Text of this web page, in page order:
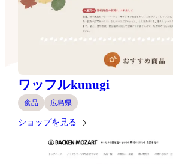
ワッフルkunugi
食品 広島県
ショップを見る